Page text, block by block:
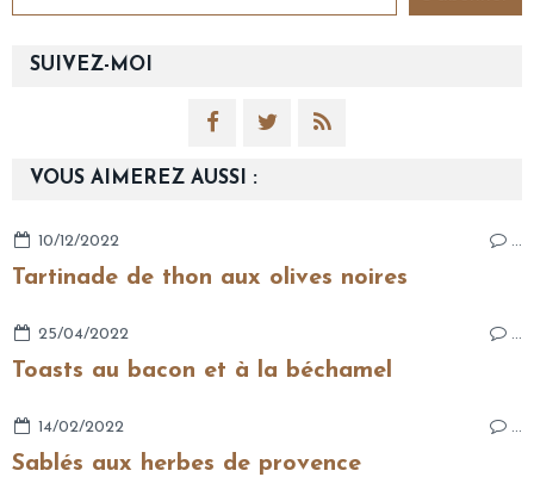
SUIVEZ-MOI
VOUS AIMEREZ AUSSI :
10/12/2022 …
Tartinade de thon aux olives noires
25/04/2022 …
Toasts au bacon et à la béchamel
14/02/2022 …
Sablés aux herbes de provence